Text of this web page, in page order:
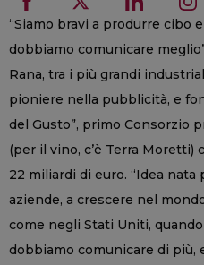
“Siamo bravi a produrre cibo
dobbiamo comunicare
Rana, tra i più grandi
pioniere nella pubblicità, e
del Gusto”, primo Consorzio
(per il vino, c’è Terra
22 miliardi di euro. “Idea nata
aziende, a crescere nel
come negli Stati Uniti,
dobbiamo comunicare di più,